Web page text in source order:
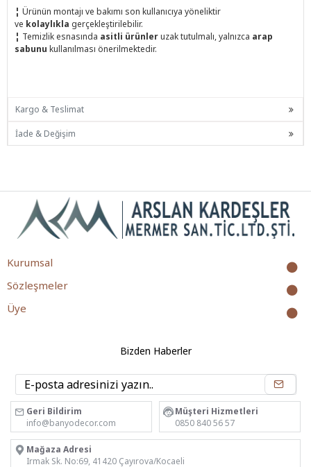
¦ Ürünün montajı ve bakımı son kullanıcıya yöneliktir
ve kolaylıkla gerçekleştirilebilir.
¦ Temizlik esnasında asitli ürünleruzak tutulmalı, yalnızca arap
sabunu kullanılması önerilmektedir.
Kargo & Teslimat
İade & Değişim
Kurumsal
Sözleşmeler
Üye
Bizden Haberler
Geri Bildirim
info@banyodecor.com
Müşteri Hizmetleri
0850 840 56 57
Mağaza Adresi
Irmak Sk. No:69, 41420 Çayırova/Kocaeli